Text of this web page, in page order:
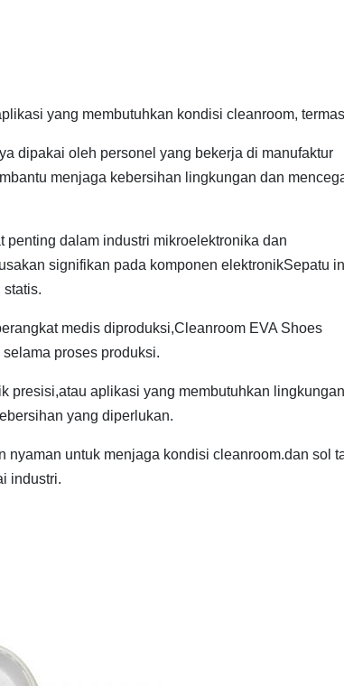
yang membutuhkan kondisi cleanroom,
dipakai oleh personel yang bekerja di manufaktur
menjaga kebersihan lingkungan dan
dalam industri mikroelektronika dan
signifikan pada komponen elektronikSepatu
medis diproduksi,Cleanroom EVA Shoes
proses produksi.
presisi,atau aplikasi yang membutuhkan lingkungan
yang diperlukan.
untuk menjaga kondisi cleanroom.dan sol
industri.